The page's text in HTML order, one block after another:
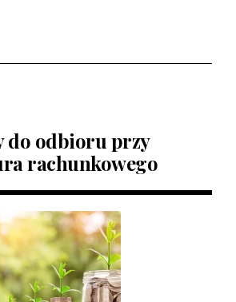
do odbioru przy
rachunkowego